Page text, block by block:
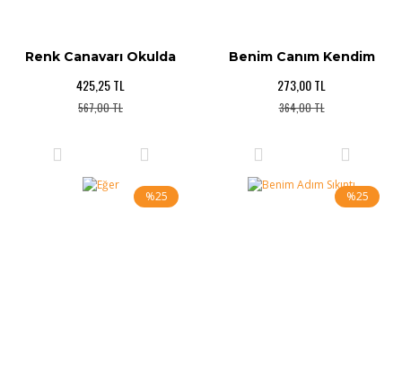
Renk Canavarı Okulda
425,25 TL
567,00 TL
Benim Canım Kendim
273,00 TL
364,00 TL
%25 %25